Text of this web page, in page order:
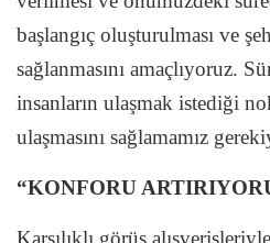
başlangıç oluşturulması ve
sağlanmasını amaçlıyoruz.
insanların ulaşmak istediği
ulaşmasını sağlamamız
“KONFORU
Karşılıklı görüş